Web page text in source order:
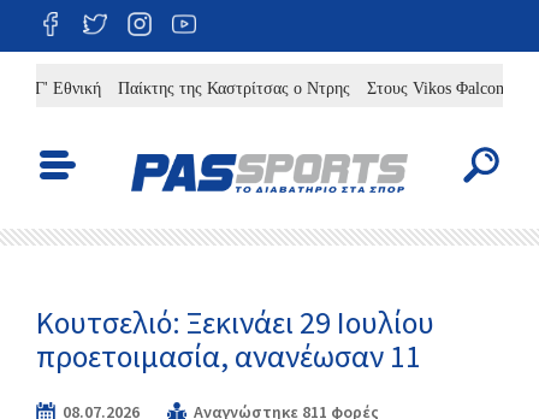
Γ' Εθνική Παίκτης της Καστρίτσας ο Ντρης Στους Vikos Φalcons ο
Κουτσελιό: Ξεκινάει 29 Ιουλίου
προετοιμασία, ανανέωσαν 11
08.07.2026 Αναγνώστηκε 811 φορές